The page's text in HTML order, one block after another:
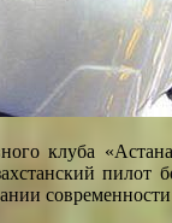
клуба